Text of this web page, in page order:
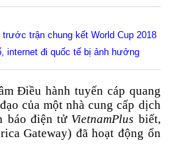
trận chung kết World Cup 2018
internet đi quốc tế bị ảnh hưởng
Điều hành tuyến cáp quang
của một nhà cung cấp dịch
báo điện tử VietnamPlus biết,
Gateway) đã hoạt động ổn